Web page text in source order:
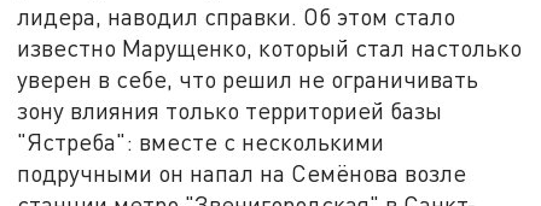
лидера, наводил справки. Об этом стало
известно Марущенко, который стал настолько
уверен в себе, что решил не ограничивать
зону влияния только территорией базы
"Ястреба": вместе с несколькими
подручными он напал на Семёнова возле